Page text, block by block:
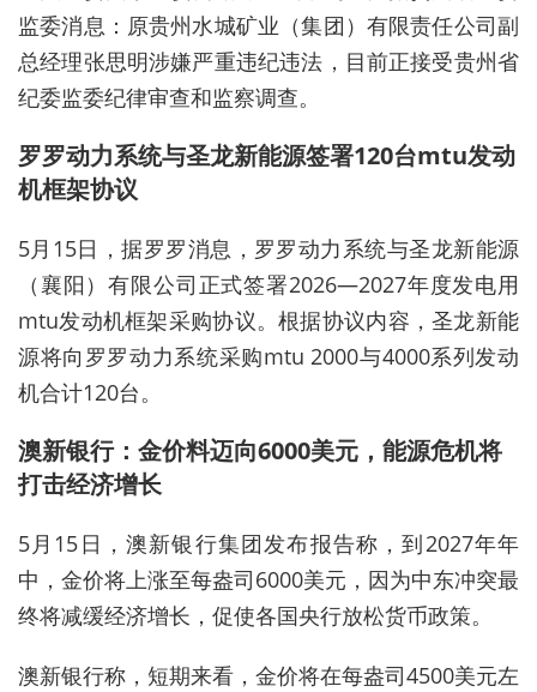
监委消息：原贵州水城矿业（集团）有限责任公司副
总经理张思明涉嫌严重违纪违法，目前正接受贵州省
纪委监委纪律审查和监察调查。
罗罗动力系统与圣龙新能源签署120台mtu发动
机框架协议
5月15日，据罗罗消息，罗罗动力系统与圣龙新能源
（襄阳）有限公司正式签署2026—2027年度发电用
mtu发动机框架采购协议。根据协议内容，圣龙新能
源将向罗罗动力系统采购mtu 2000与4000系列发动
机合计120台。
澳新银行：金价料迈向6000美元，能源危机将
打击经济增长
5月15日，澳新银行集团发布报告称，到2027年年
中，金价将上涨至每盎司6000美元，因为中东冲突最
终将减缓经济增长，促使各国央行放松货币政策。
澳新银行称，短期来看，金价将在每盎司4500美元左